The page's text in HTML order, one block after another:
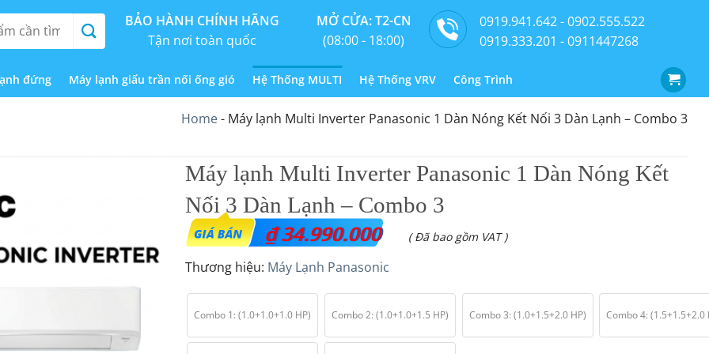
BẢO HÀNH CHÍNH HÃNG
Tận nơi toàn quốc
MỞ CỬA: T2-CN
(08:00 - 18:00)
0919.941.642 - 0902.555.522
0919.333.201 - 0911447268
đứng Máy lạnh giấu trần nối ống gió Hệ Thống MULTI Hệ Thống VRV Công Trình
Home- Máy lạnh Multi Inverter Panasonic 1 Dàn Nóng Kết Nối 3 Dàn Lạnh – Combo 3
Máy lạnh Multi Inverter Panasonic 1 Dàn Nóng Kết
Nối 3 Dàn Lạnh – Combo 3
₫34.990.000 ( Đã bao gồm VAT )
Thương hiệu: Máy Lạnh Panasonic
Combo 1: (1.0+1.0+1.0 HP) Combo 2: (1.0+1.0+1.5 HP) Combo 3: (1.0+1.5+2.0 HP) Combo 4: (1.5+1.5+2.0